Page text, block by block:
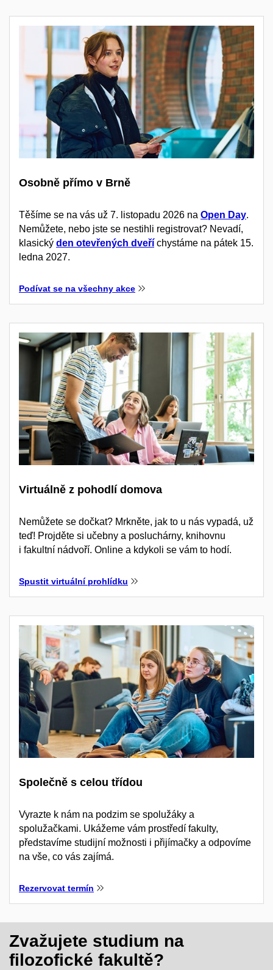
Osobně přímo v Brně
Těšíme se na vás už 7. listopadu 2026 na Open Day.
Nemůžete, nebo jste se nestihli registrovat? Nevadí,
klasický den otevřených dveří chystáme na pátek 15.
ledna 2027.
Podívat se na všechny akce
Virtuálně z pohodlí domova
Nemůžete se dočkat? Mrkněte, jak to u nás vypadá, už
teď! Projděte si učebny a posluchárny, knihovnu
i fakultní nádvoří. Online a kdykoli se vám to hodí.
Spustit virtuální prohlídku
Společně s celou třídou
Vyrazte k nám na podzim se spolužáky a
spolužačkami. Ukážeme vám prostředí fakulty,
představíme studijní možnosti i přijímačky a odpovíme
na vše, co vás zajímá.
Rezervovat termín
Zvažujete studium na
filozofické fakultě?